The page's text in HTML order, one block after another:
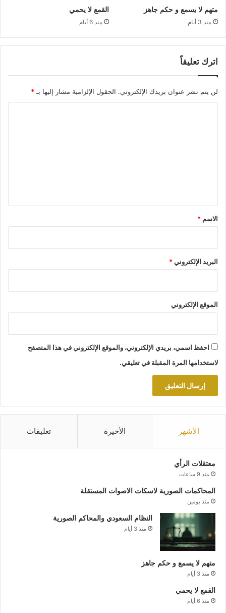
متهم لا يسمع و حكم جاهز
منذ 3 أيام
القمع لا يحمي
منذ 6 أيام
اترك تعليقاً
لن يتم نشر عنوان بريدك الإلكتروني. الحقول الإلزامية مشار إليها بـ *
*
الاسم *
البريد الإلكتروني*
الموقع الإلكتروني
احفظ اسمي، بريدي الإلكتروني، والموقع الإلكتروني في هذا المتصفح
لاستخدامها المرة المقبلة في تعليقي.
الأشهر الأخيرة تعليقات
معتقلات الرأي
منذ 9 ساعات
المحاكمات الصورية لاسكات الاصوات المستقلة
منذ يومين
النظام السعودي والمحاكم الصورية
منذ 3 أيام
متهم لا يسمع و حكم جاهز
منذ 3 أيام
القمع لا يحمي
منذ 6 أيام